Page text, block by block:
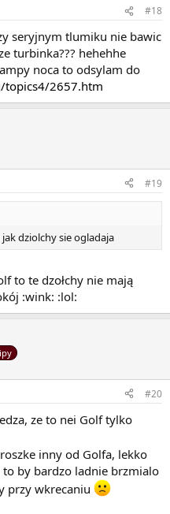
#18
seryjnym tlumiku nie bawic
turbinka??? hehehhe
noca to odsylam do
2657.htm
#19
dziolchy sie ogladaja
to te dzołchy nie mają
:wink: :lol:
#20
ze to nei Golf tylko
inny od Golfa, lekko
by bardzo ladnie brzmialo
przy wkrecaniu